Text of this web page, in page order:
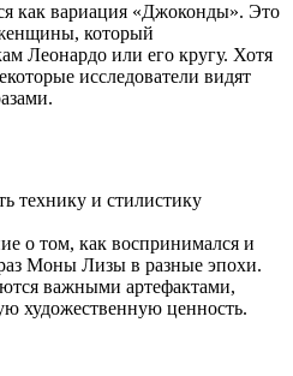
как вариация «Джоконды». Это
который
Леонардо или его кругу. Хотя
исследователи видят
технику и стилистику
о том, как воспринимался и
Моны Лизы в разные эпохи.
важными артефактами,
художественную ценность.